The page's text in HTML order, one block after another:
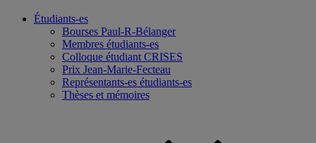
Étudiants-es
Bourses Paul-R-Bélanger
Membres étudiants-es
Colloque étudiant CRISES
Prix Jean-Marie-Fecteau
Représentants-es étudiants-es
Thèses et mémoires